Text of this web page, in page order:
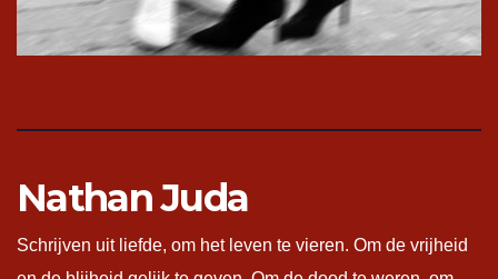
Nathan Juda
Schrijven uit liefde, om het leven te vieren. Om de vrijheid